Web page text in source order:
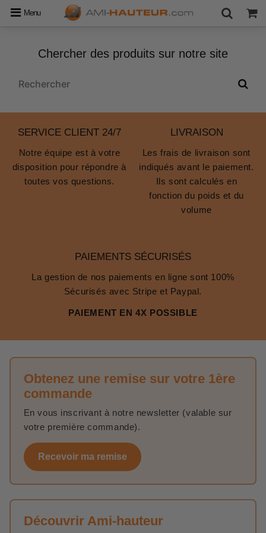
Menu
Chercher des produits sur notre site
SERVICE CLIENT 24/7
Notre équipe est à votre
disposition pour répondre à
toutes vos questions.
LIVRAISON
Les frais de livraison sont
indiqués avant le paiement.
Ils sont calculés en
fonction du poids et du
volume
PAIEMENTS SÉCURISÉS
La gestion de nos paiements en ligne sont 100%
Sécurisés avec Stripe et Paypal.
PAIEMENT EN 4X POSSIBLE
Obtenez une remise sur votre 1ère
commande
En vous inscrivant à notre newsletter (valable sur
votre première commande).
Recevoir ma remise
Découvrir Ami-hauteur